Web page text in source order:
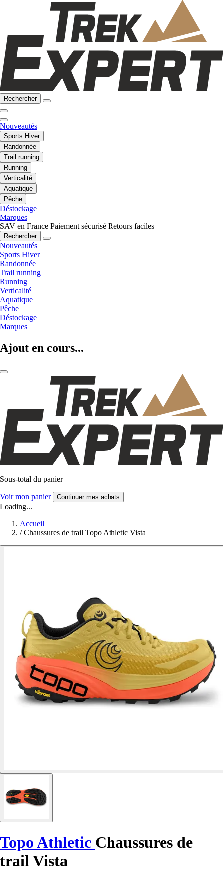
Rechercher
Nouveautés
Sports Hiver
Randonnée
Trail running
Running
Verticalité
Aquatique
Pêche
Déstockage
Marques
SAV en France Paiement sécurisé Retours faciles
Rechercher
Nouveautés
Sports Hiver
Randonnée
Trail running
Running
Verticalité
Aquatique
Pêche
Déstockage
Marques
Ajout en cours...
Sous-total du panier
Voir mon panier Continuer mes achats
Loading...
Accueil
/ Chaussures de trail Topo Athletic Vista
Topo Athletic Chaussures de
trail Vista